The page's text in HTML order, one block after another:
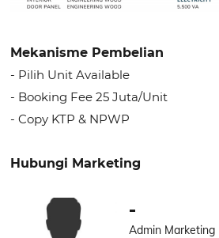
Mekanisme Pembelian
- Pilih Unit Available
- Booking Fee 25 Juta/Unit
- Copy KTP & NPWP
Hubungi Marketing
-
Admin Marketing